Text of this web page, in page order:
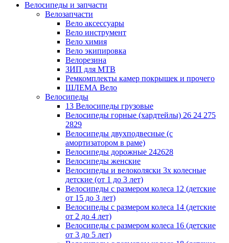
Велосипеды и запчасти
Велозапчасти
Вело аксессуары
Вело инструмент
Вело химия
Вело экипировка
Велорезина
ЗИП для MTB
Ремкомплекты камер покрышек и прочего
ШЛЕМА Вело
Велосипеды
13 Велосипеды грузовые
Велосипеды горные (хардтейлы) 26 24 275
2829
Велосипеды двухподвесные (с
амортизатором в раме)
Велосипеды дорожные 242628
Велосипеды женские
Велосипеды и велоколяски 3х колесные
детские (от 1 до 3 лет)
Велосипеды с размером колеса 12 (детские
от 15 до 3 лет)
Велосипеды с размером колеса 14 (детские
от 2 до 4 лет)
Велосипеды с размером колеса 16 (детские
от 3 до 5 лет)